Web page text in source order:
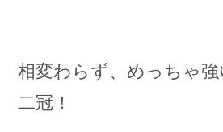
相変わらず、めっちゃ
二冠！